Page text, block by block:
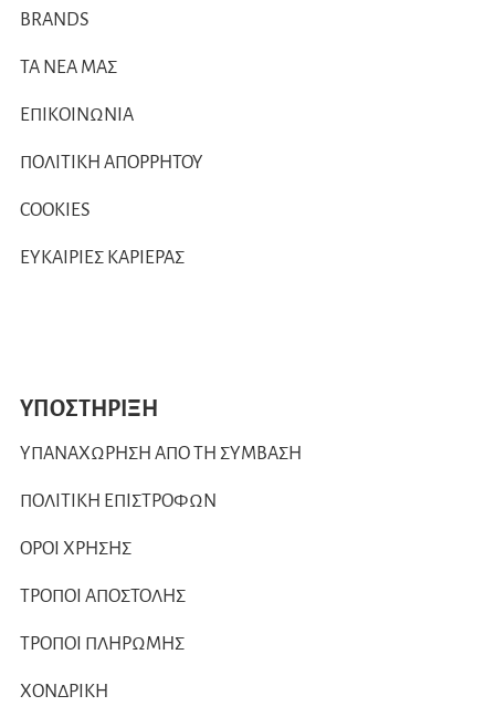
BRANDS
ΤΑ ΝΕΑ ΜΑΣ
ΕΠΙΚΟΙΝΩΝΙΑ
ΠΟΛΙΤΙΚΗ ΑΠΟΡΡΗΤΟΥ
COOKIES
ΕΥΚΑΙΡΙΕΣ ΚΑΡΙΕΡΑΣ
ΥΠΟΣΤΗΡΙΞΗ
ΥΠΑΝΑΧΩΡΗΣΗ ΑΠΟ ΤΗ ΣΥΜΒΑΣΗ
ΠΟΛΙΤΙΚΗ ΕΠΙΣΤΡΟΦΩΝ
ΟΡΟΙ ΧΡΗΣΗΣ
ΤΡΟΠΟΙ ΑΠΟΣΤΟΛΗΣ
ΤΡΟΠΟΙ ΠΛΗΡΩΜΗΣ
ΧΟΝΔΡΙΚΗ